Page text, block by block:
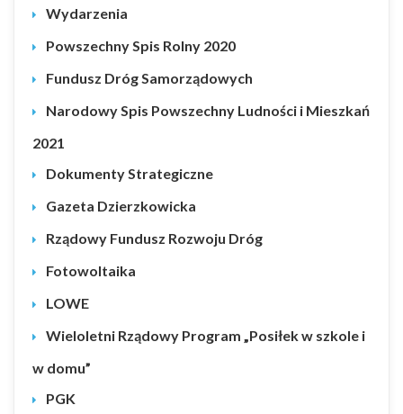
Wydarzenia
Powszechny Spis Rolny 2020
Fundusz Dróg Samorządowych
Narodowy Spis Powszechny Ludności i Mieszkań
2021
Dokumenty Strategiczne
Gazeta Dzierzkowicka
Rządowy Fundusz Rozwoju Dróg
Fotowoltaika
LOWE
Wieloletni Rządowy Program „Posiłek w szkole i
w domu”
PGK